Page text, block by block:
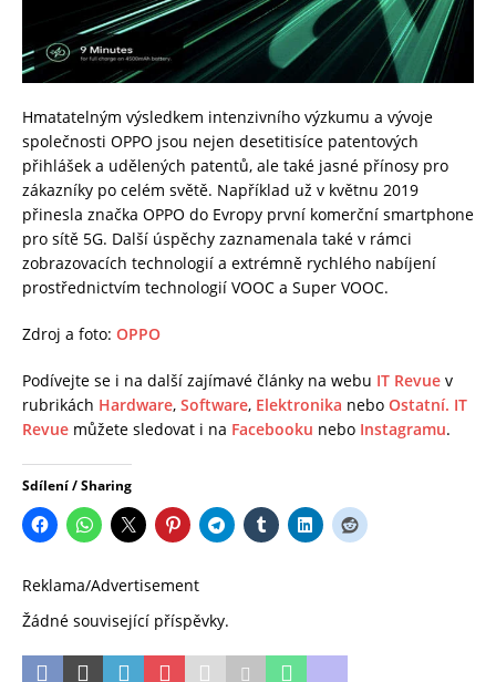
Hmatatelným výsledkem intenzivního výzkumu a vývoje
společnosti OPPO jsou nejen desetitisíce patentových
přihlášek a udělených patentů, ale také jasné přínosy pro
zákazníky po celém světě. Například už v květnu 2019
přinesla značka OPPO do Evropy první komerční smartphone
pro sítě 5G. Další úspěchy zaznamenala také v rámci
zobrazovacích technologií a extrémně rychlého nabíjení
prostřednictvím technologií VOOC a Super VOOC.
Zdroj a foto: OPPO
Podívejte se i na další zajímavé články na webu IT Revue v
rubrikách Hardware, Software, Elektronika nebo Ostatní. IT
Revue můžete sledovat i na Facebooku nebo Instagramu.
Sdílení / Sharing
Reklama/Advertisement
Žádné související příspěvky.